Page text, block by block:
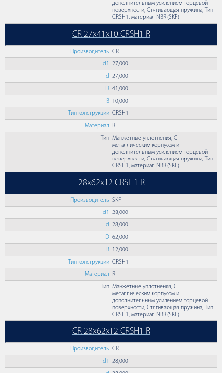
дополнительным усилением торцевой
поверхности, Стягивающая пружина, Тип
CRSH1, материал NBR (SKF)
CR 27x41x10 CRSH1 R
Производитель CR
d1 27,000
d 27,000
D 41,000
B 10,000
Тип конструкции CRSH1
Материал R
Тип Манжетные уплотнения, С
металлическим корпусом и
дополнительным усилением торцевой
поверхности, Стягивающая пружина, Тип
CRSH1, материал NBR (SKF)
28x62x12 CRSH1 R
Производитель SKF
d1 28,000
d 28,000
D 62,000
B 12,000
Тип конструкции CRSH1
Материал R
Тип Манжетные уплотнения, С
металлическим корпусом и
дополнительным усилением торцевой
поверхности, Стягивающая пружина, Тип
CRSH1, материал NBR (SKF)
CR 28x62x12 CRSH1 R
Производитель CR
d1 28,000